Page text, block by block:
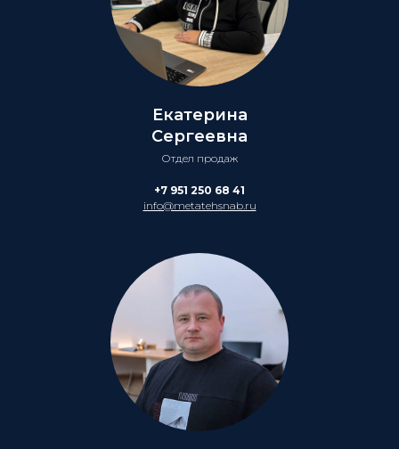
Екатерина
Сергеевна
Отдел продаж
+7 951 250 68 41
info@metatehsnab.ru